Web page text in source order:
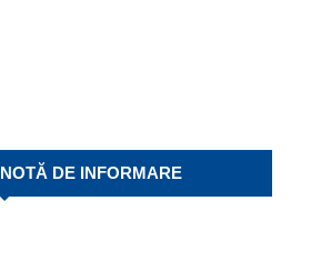
NOTĂ DE INFORMARE